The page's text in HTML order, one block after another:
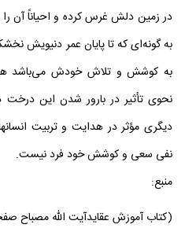
در زمين دلش غرس كرده و احياناً آن را
به گونه‌اى كه تا پايان عمر دنيويش
به كوشش و تلاش خودش مى‌باشد
نحوى تأثير در بارور شدن اين درخت
ديگرى مؤثر در هدايت و تربيت
نفى سعى و كوشش خود فرد نيست.
منبع:
(كتاب آموزش عقايدآيت الله مصباح